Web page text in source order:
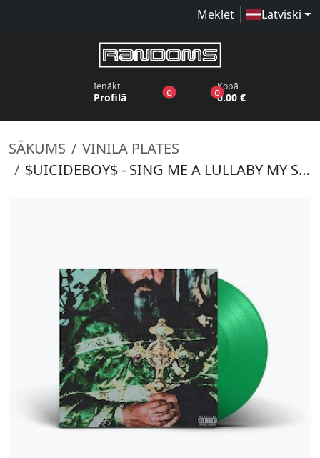
Meklēt Latviski
Ienākt
Profilā 0produkti vēlmju sarakstā
0produkti grozā
Kopā
0.00 €
SĀKUMS
VINILA PLATES
$UICIDEBOY$ - SING ME A LULLABY MY SWEET TEMPTATION (GREEN VINYL)